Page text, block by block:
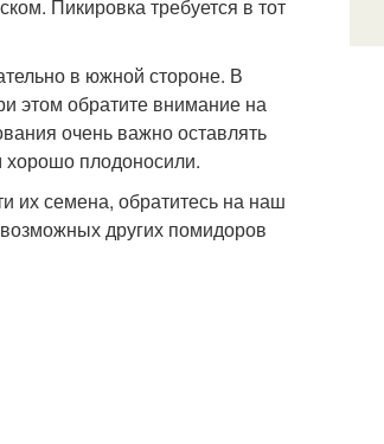
Пикировка требуется в тот
в южной стороне. В
этом обратите внимание на
очень важно оставлять
хорошо плодоносили.
их семена, обратитесь на наш
других помидоров